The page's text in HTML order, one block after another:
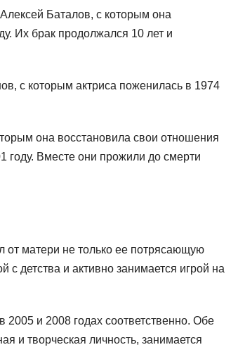
Баталов, с которым она
Их брак продолжался 10 лет и
с которым актриса поженилась в 1974
она восстановила свои отношения
Вместе они прожили до смерти
матери не только ее потрясающую
детства и активно занимается игрой на
и 2008 годах соответственно. Обе
и творческая личность, занимается